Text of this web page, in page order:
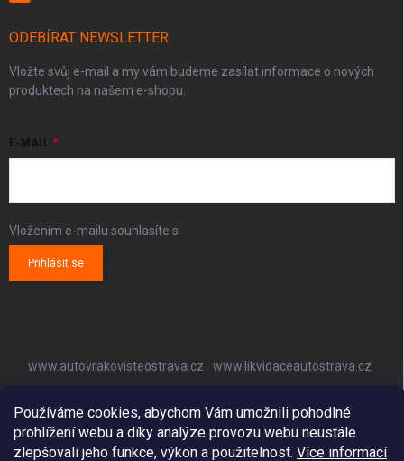
Používáme cookies, abychom Vám umožnili pohodlné
prohlížení webu a díky analýze provozu webu neustále
zlepšovali jeho funkce, výkon a použitelnost. Více informací
ODEBÍRAT NEWSLETTER
Vložte svůj e-mail a my vám budeme zasílat informace o nových
produktech na našem e-shopu.
E-MAIL
Vložením e-mailu souhlasíte s
Přihlásit se
www.autovrakovisteostrava.cz
www.likvidaceautostrava.cz